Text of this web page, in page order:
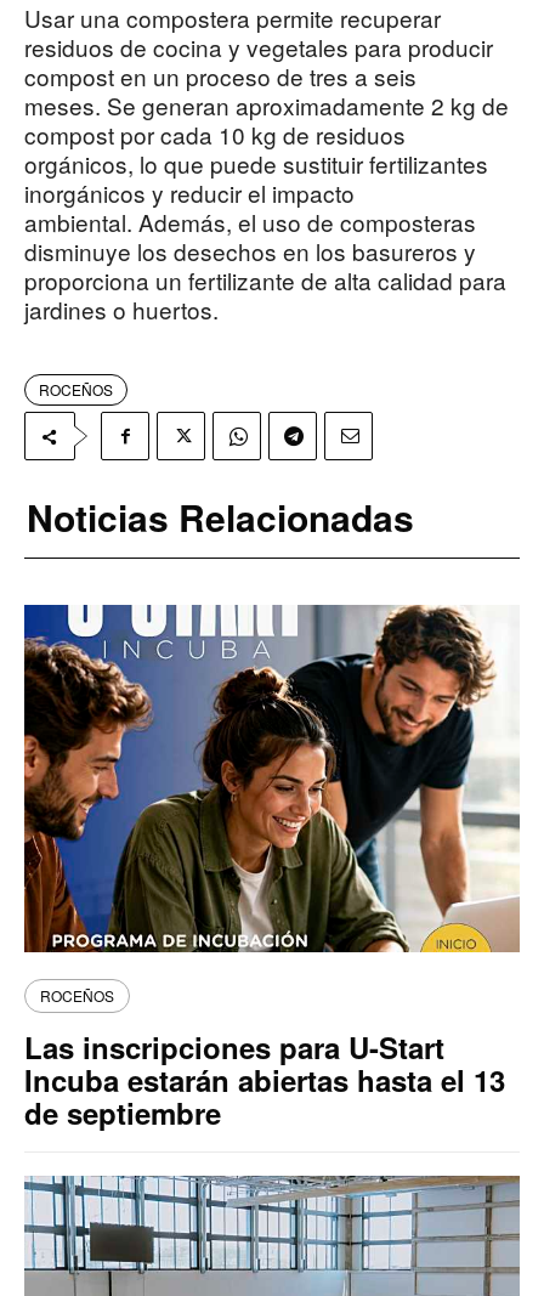
Usar una compostera permite recuperar
residuos de cocina y vegetales para producir
compost en un proceso de tres a seis
meses. Se generan aproximadamente 2 kg de
compost por cada 10 kg de residuos
orgánicos, lo que puede sustituir fertilizantes
inorgánicos y reducir el impacto
ambiental. Además, el uso de composteras
disminuye los desechos en los basureros y
proporciona un fertilizante de alta calidad para
jardines o huertos.
ROCEÑOS
Noticias Relacionadas
ROCEÑOS
Las inscripciones para U-Start
Incuba estarán abiertas hasta el 13
de septiembre